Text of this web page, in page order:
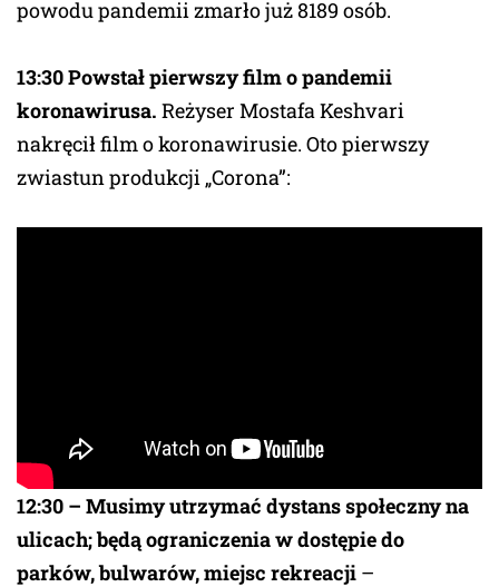
powodu pandemii zmarło już 8189 osób.
13:30 Powstał pierwszy film o pandemii
koronawirusa. Reżyser Mostafa Keshvari
nakręcił film o koronawirusie. Oto pierwszy
zwiastun produkcji „Corona”:
12:30 – Musimy utrzymać dystans społeczny na
ulicach; będą ograniczenia w dostępie do
parków, bulwarów, miejsc rekreacji –